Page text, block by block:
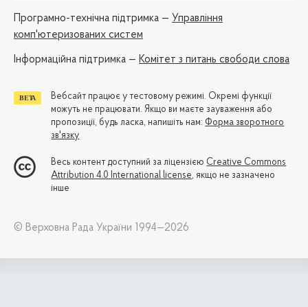
Програмно-технічна підтримка — Управління
комп'ютеризованих систем
Iнформаційна підтримка — Комітет з питань свободи слова
Вебсайт працює у тестовому режимі. Окремі функції
можуть не працювати. Якщо ви маєте зауваження або
пропозиції, будь ласка, напишіть нам: Форма зворотного
зв'язку
Весь контент доступний за ліцензією Creative Commons
Attribution 4.0 International license, якщо не зазначено
інше
© Верховна Рада України 1994—2026